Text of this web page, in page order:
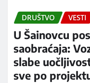
DRUŠTVO VESTI
U Šainovcu
saobraćaja:
slabe
sve po